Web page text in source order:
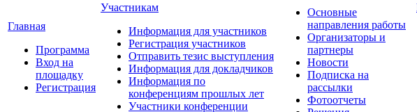
Главная
Программа
Вход на
площадку
Регистрация
Участникам
Информация для участников
Регистрация участников
Отправить тезис выступления
Информация для докладчиков
Информация по
конференциям прошлых лет
Участники конференции
Основные
направления работы
Организаторы и
партнеры
Новости
Подписка на
рассылки
Фотоотчеты